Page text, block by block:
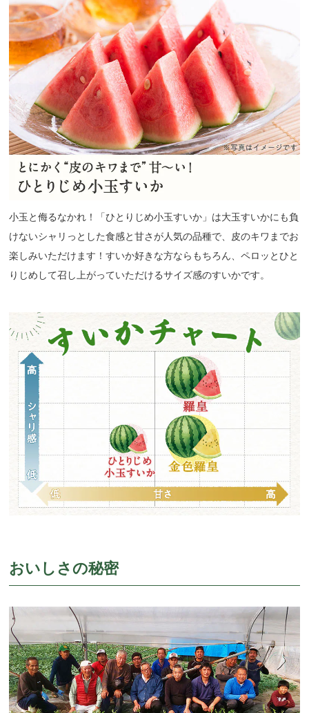
小玉と侮るなかれ！「ひとりじめ小玉すいか」は大玉すいかにも負
けないシャリっとした食感と甘さが人気の品種で、皮のキワまでお
楽しみいただけます！すいか好きな方ならもちろん、ペロッとひと
りじめして召し上がっていただけるサイズ感のすいかです。
おいしさの秘密